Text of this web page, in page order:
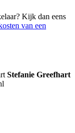
Kijk dan eens
van een
Stefanie Greefhart